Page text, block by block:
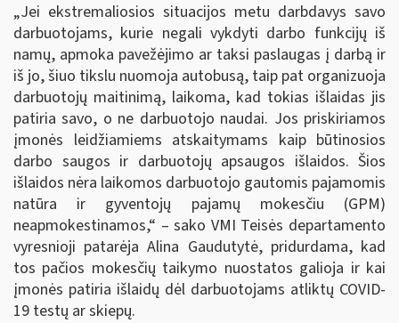
„Jei ekstremaliosios situacijos metu darbdavys savo
darbuotojams, kurie negali vykdyti darbo funkcijų iš
namų, apmoka pavežėjimo ar taksi paslaugas į darbą ir
iš jo, šiuo tikslu nuomoja autobusą, taip pat organizuoja
darbuotojų maitinimą, laikoma, kad tokias išlaidas jis
patiria savo, o ne darbuotojo naudai. Jos priskiriamos
įmonės leidžiamiems atskaitymams kaip būtinosios
darbo saugos ir darbuotojų apsaugos išlaidos. Šios
išlaidos nėra laikomos darbuotojo gautomis pajamomis
natūra ir gyventojų pajamų mokesčiu (GPM)
neapmokestinamos,“ – sako VMI Teisės departamento
vyresnioji patarėja Alina Gaudutytė, pridurdama, kad
tos pačios mokesčių taikymo nuostatos galioja ir kai
įmonės patiria išlaidų dėl darbuotojams atliktų COVID-
19 testų ar skiepų.